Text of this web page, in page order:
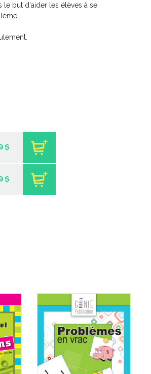
le but d'aider les élèves à se
$
$